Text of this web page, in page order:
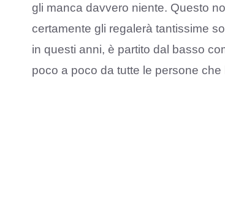
gli manca davvero niente. Questo
certamente gli regalerà tantissime
in questi anni, è partito dal basso
poco a poco da tutte le persone